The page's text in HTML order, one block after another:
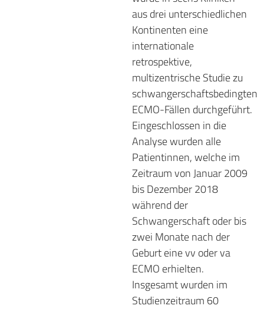
aus drei unterschiedlichen
Kontinenten eine
internationale
retrospektive,
multizentrische Studie zu
schwangerschaftsbedingten
ECMO-Fällen durchgeführt.
Eingeschlossen in die
Analyse wurden alle
Patientinnen, welche im
Zeitraum von Januar 2009
bis Dezember 2018
während der
Schwangerschaft oder bis
zwei Monate nach der
Geburt eine vv oder va
ECMO erhielten.
Insgesamt wurden im
Studienzeitraum 60